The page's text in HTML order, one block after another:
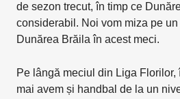
de sezon trecut, în timp ce
considerabil. Noi vom miza pe
Dunărea Brăila în acest meci.
Pe lângă meciul din Liga Florilor,
mai avem și handbal de la un